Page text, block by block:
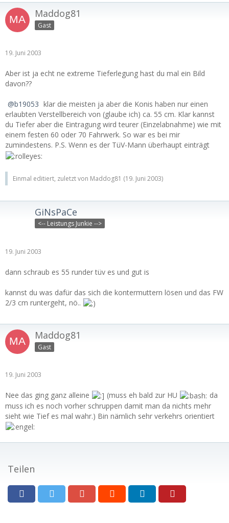
Maddog81
Gast
19. Juni 2003
Aber ist ja echt ne extreme Tieferlegung hast du mal ein Bild
davon??
b19053 klar die meisten ja aber die Konis haben nur einen
erlaubten Verstellbereich von (glaube ich) ca. 55 cm. Klar kannst
du Tiefer aber die Eintragung wird teurer (Einzelabnahme) wie mit
einem festen 60 oder 70 Fahrwerk. So war es bei mir
zumindestens. P.S. Wenn es der TüV-Mann überhaupt einträgt
Einmal editiert, zuletzt von Maddog81 (19. Juni 2003)
GiNsPaCe
<-- Leistungs Junkie -->
19. Juni 2003
dann schraub es 55 runder tüv es und gut is
kannst du was dafür das sich die kontermuttern lösen und das FW
2/3 cm runtergeht, nö..
Maddog81
Gast
19. Juni 2003
Nee das ging ganz alleine (muss eh bald zur HU
da
muss ich es noch vorher schruppen damit man da nichts mehr
sieht wie Tief es mal wahr.) Bin nämlich sehr verkehrs orientiert
Teilen